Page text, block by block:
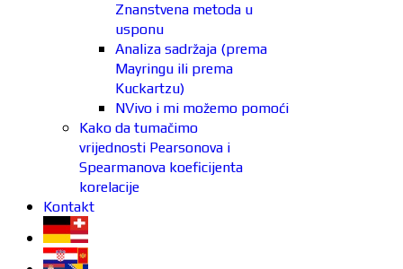
Znanstvena metoda u
usponu
Analiza sadržaja (prema
Mayringu ili prema
Kuckartzu)
NVivo i mi možemo pomoći
Kako da tumačimo
vrijednosti Pearsonova i
Spearmanova koeficijenta
korelacije
Kontakt